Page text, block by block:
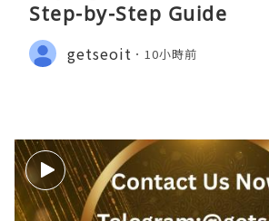
Step-by-Step Guide
getseoit 10小時前